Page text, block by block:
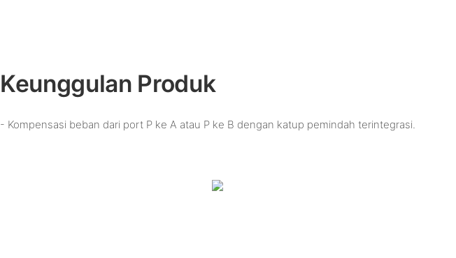
Keunggulan Produk
- Kompensasi beban dari port P ke A atau P ke B dengan katup pemindah terintegrasi.